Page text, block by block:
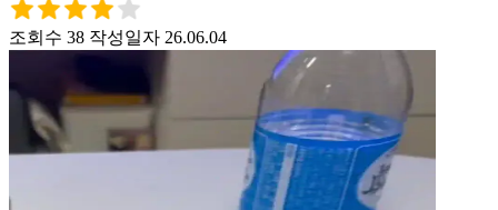
조회수 38 작성일자 26.06.04